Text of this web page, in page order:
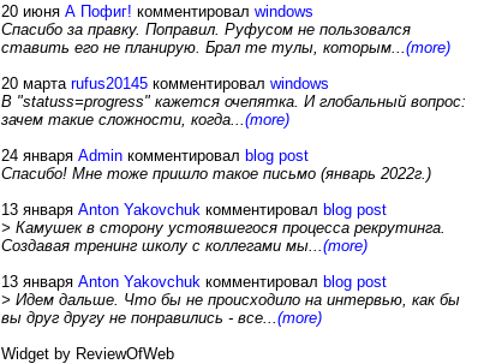
20 июняА Пофиг! комментировалwindows
Спасибо за правку. Поправил. Руфусом не пользовался
ставить его не планирую. Брал те тулы, которым...(more)
20 мартаrufus20145 комментировалwindows
В "statuss=progress" кажется очепятка. И глобальный вопрос:
зачем такие сложности, когда...(more)
24 январяAdmin комментировал blog post
Спасибо! Мне тоже пришло такое письмо (январь 2022г.)
13 январяAnton Yakovchuk комментировал blog post
> Камушек в сторону устоявшегося процесса рекрутинга.
Создавая тренинг школу с коллегами мы...(more)
13 январяAnton Yakovchuk комментировал blog post
> Идем дальше. Что бы не происходило на интервью, как бы
вы друг другу не понравились - все...(more)
Widget by ReviewOfWeb